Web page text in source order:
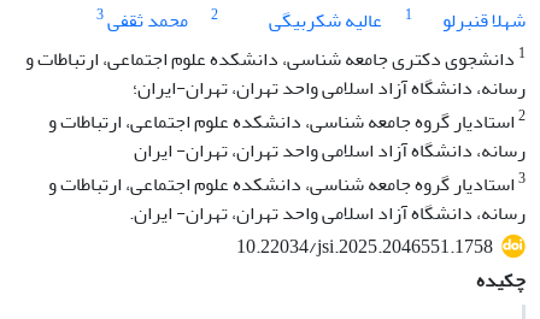
شهلا قنبرلو
1 عالیه شکربیگی 2 محمد ثقفی3
1 دانشجوی دکتری جامعه شناسی، دانشکده علوم اجتماعی، ارتباطات و
رسانه، دانشگاه آزاد اسلامی واحد تهران، تهران-ایران؛
2استادیار گروه جامعه شناسی، دانشکده علوم اجتماعی، ارتباطات و
رسانه، دانشگاه آزاد اسلامی واحد تهران، تهران- ایران
3استادیار گروه جامعه شناسی، دانشکده علوم اجتماعی، ارتباطات و
رسانه، دانشگاه آزاد اسلامی واحد تهران، تهران- ایران.
10.22034/jsi.2025.2046551.1758
چکیده